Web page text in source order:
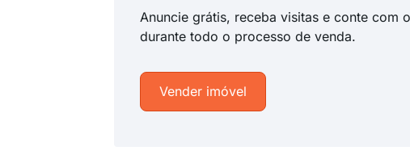
Anuncie grátis, receba visitas e conte com
durante todo o processo de venda.
Vender imóvel